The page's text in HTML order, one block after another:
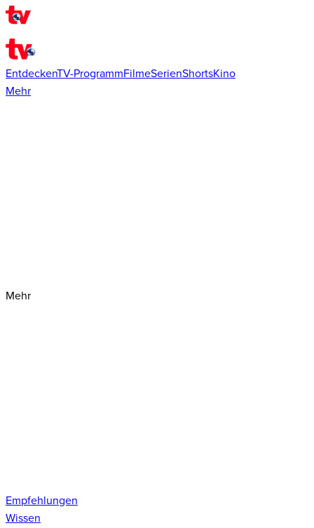
EntdeckenTV-ProgrammFilmeSerienShortsKino
Mehr
Mehr
Empfehlungen
Wissen